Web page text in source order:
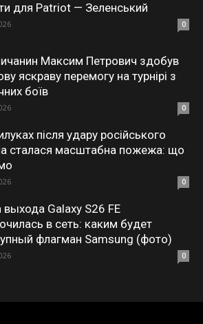
для Patriot — Зеленський
0
Максим Петрович здобув
яскраву перемогу на турнірі з
боїв
0
після удару російського
сталася масштабна пожежа: що
0
выхода Galaxy S26 FE
в сеть: каким будет
флагман Samsung (фото)
0